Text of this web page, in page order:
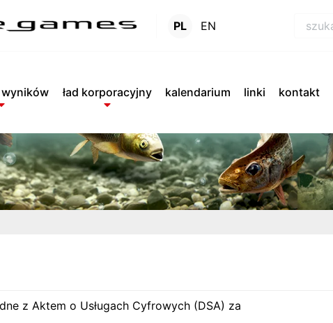
PL EN
ład korporacyjny kalendarium linki kontakt
DSA .
z Aktem o Usługach Cyfrowych (DSA) za